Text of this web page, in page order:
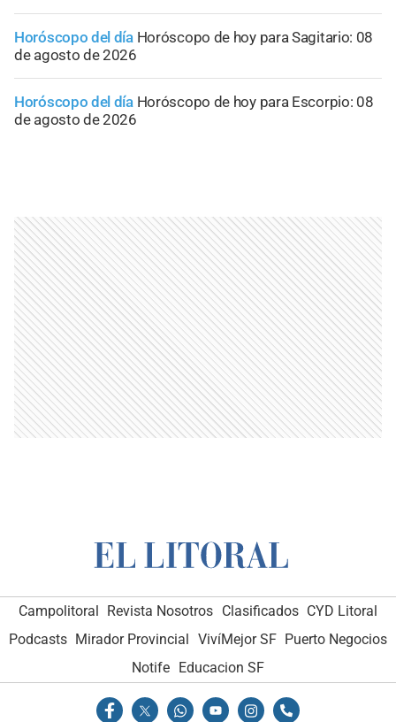
Horóscopo del día Horóscopo de hoy para Sagitario: 08
de agosto de 2026
Horóscopo del día Horóscopo de hoy para Escorpio: 08
de agosto de 2026
Campolitoral Revista Nosotros Clasificados CYD Litoral
Podcasts Mirador Provincial VivíMejor SF Puerto Negocios
Notife Educacion SF